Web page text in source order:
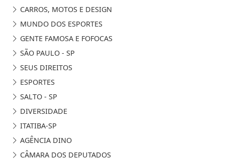
CARROS, MOTOS E DESIGN
MUNDO DOS ESPORTES
GENTE FAMOSA E FOFOCAS
SÃO PAULO - SP
SEUS DIREITOS
ESPORTES
SALTO - SP
DIVERSIDADE
ITATIBA-SP
AGÊNCIA DINO
CÂMARA DOS DEPUTADOS